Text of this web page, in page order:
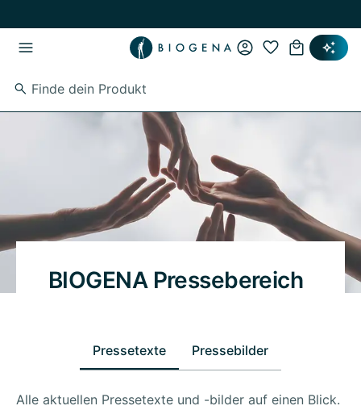
BIOGENA Pressebereich
Pressetexte Pressebilder
Alle aktuellen Pressetexte und -bilder auf einen Blick.